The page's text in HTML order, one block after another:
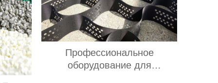
Профессиональное
оборудование для